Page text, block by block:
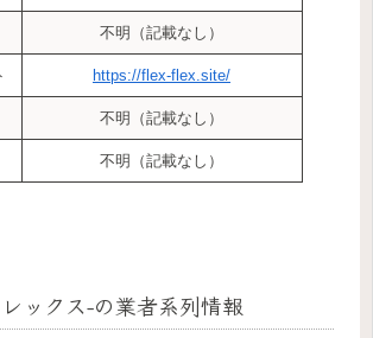
不明（記載なし）
https://flex-flex.site/
不明（記載なし）
不明（記載なし）
ックス-の業者系列情報